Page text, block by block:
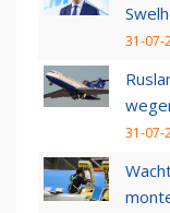
31-07-
31-07-